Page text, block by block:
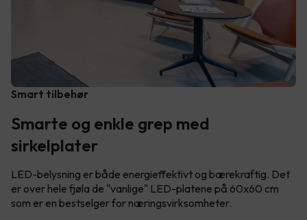
Smart tilbehør
Smarte og enkle grep med
sirkelplater
LED-belysning er både energieffektivt og bærekraftig. Det
er over hele fjøla de "vanlige" LED-platene på 60x60 cm
som er en bestselger for næringsvirksomheter.